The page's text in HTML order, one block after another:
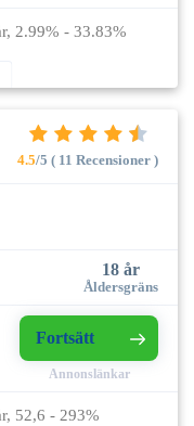
2.99% - 33.83%
4.5/5 ( 11 Recensioner )
18 år
Åldersgräns
Fortsätt
Annonslänkar
52,6 - 293%